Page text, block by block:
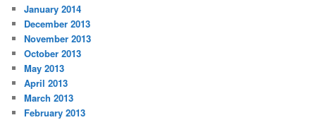
January 2014
December 2013
November 2013
October 2013
May 2013
April 2013
March 2013
February 2013